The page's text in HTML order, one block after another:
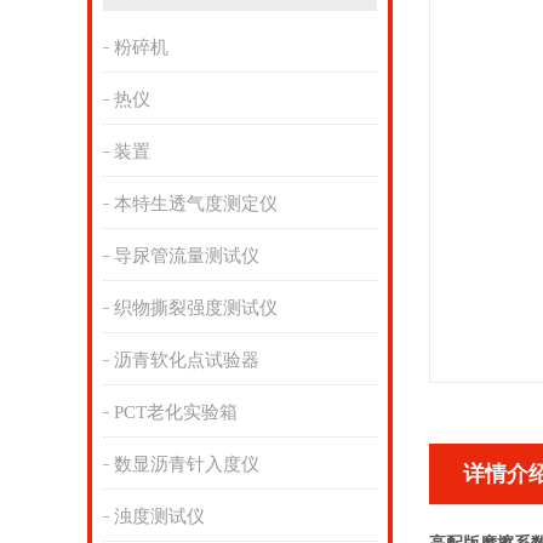
粉碎机
热仪
装置
本特生透气度测定仪
导尿管流量测试仪
织物撕裂强度测试仪
沥青软化点试验器
PCT老化实验箱
数显沥青针入度仪
浊度测试仪
详情介